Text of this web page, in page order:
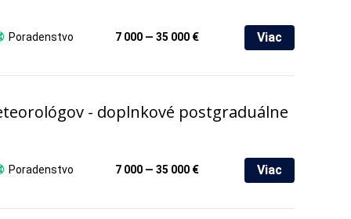
Poradenstvo 7 000 — 35 000 € Viac
- doplnkové postgraduálne
Poradenstvo 7 000 — 35 000 € Viac